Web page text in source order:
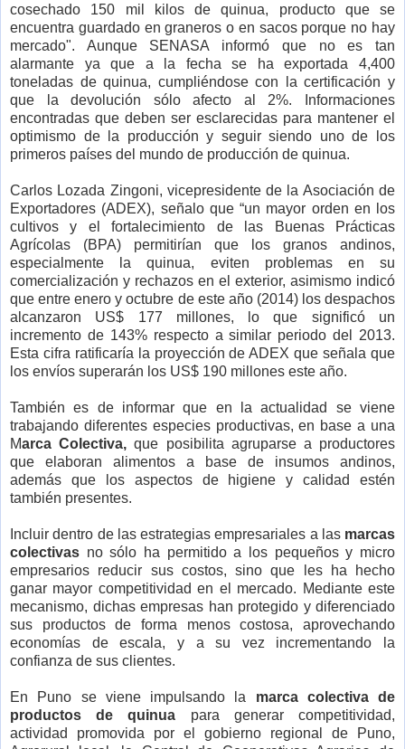
cosechado 150 mil kilos de quinua, producto que se
encuentra guardado en graneros o en sacos porque no hay
mercado". Aunque SENASA informó que no es tan
alarmante ya que a la fecha se ha exportada 4,400
toneladas de quinua, cumpliéndose con la certificación y
que la devolución sólo afecto al 2%. Informaciones
encontradas que deben ser esclarecidas para mantener el
optimismo de la producción y seguir siendo uno de los
primeros países del mundo de producción de quinua.
Carlos Lozada Zingoni, vicepresidente de la Asociación de
Exportadores (ADEX), señalo que “un mayor orden en los
cultivos y el fortalecimiento de las Buenas Prácticas
Agrícolas (BPA) permitirían que los granos andinos,
especialmente la quinua, eviten problemas en su
comercialización y rechazos en el exterior, asimismo indicó
que entre enero y octubre de este año (2014) los despachos
alcanzaron US$ 177 millones, lo que significó un
incremento de 143% respecto a similar periodo del 2013.
Esta cifra ratificaría la proyección de ADEX que señala que
los envíos superarán los US$ 190 millones este año.
También es de informar que en la actualidad se viene
trabajando diferentes especies productivas, en base a una
Marca Colectiva, que posibilita agruparse a productores
que elaboran alimentos a base de insumos andinos,
además que los aspectos de higiene y calidad estén
también presentes.
Incluir dentro de las estrategias empresariales a las marcas
colectivas no sólo ha permitido a los pequeños y micro
empresarios reducir sus costos, sino que les ha hecho
ganar mayor competitividad en el mercado. Mediante este
mecanismo, dichas empresas han protegido y diferenciado
sus productos de forma menos costosa, aprovechando
economías de escala, y a su vez incrementando la
confianza de sus clientes.
En Puno se viene impulsando la marca colectiva de
productos de quinua para generar competitividad,
actividad promovida por el gobierno regional de Puno,